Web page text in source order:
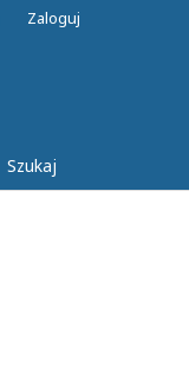
Szukaj
Zaloguj